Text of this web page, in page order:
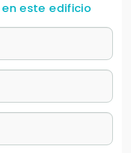
este edificio